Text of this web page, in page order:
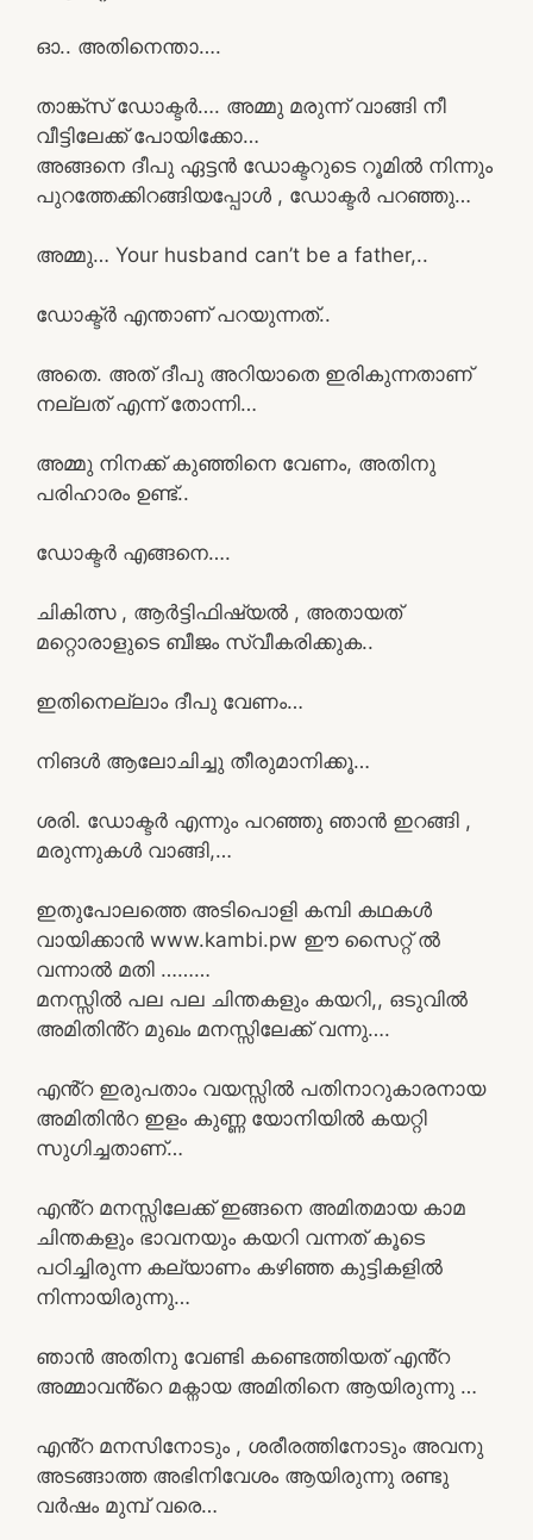
ഓ.. അതിനെന്താ….
താങ്ക്സ് ഡോക്ടർ…. അമ്മു മരുന്ന് വാങ്ങി നീ
വീട്ടിലേക്ക് പോയിക്കോ…
അങ്ങനെ ദീപു ഏട്ടൻ ഡോക്ടറുടെ റൂമിൽ നിന്നും
പുറത്തേക്കിറങ്ങിയപ്പോൾ , ഡോക്ടർ പറഞ്ഞു…
അമ്മു… Your husband can’t be a father,..
ഡോക്ട്ർ എന്താണ് പറയുന്നത്..
അതെ. അത് ദീപു അറിയാതെ ഇരികുന്നതാണ്
നല്ലത് എന്ന് തോന്നി…
അമ്മു നിനക്ക് കുഞ്ഞിനെ വേണം, അതിനു
പരിഹാരം ഉണ്ട്..
ഡോക്ടർ എങ്ങനെ….
ചികിത്സ , ആർട്ടിഫിഷ്യൽ , അതായത്
മറ്റൊരാളുടെ ബീജം സ്വീകരിക്കുക..
ഇതിനെല്ലാം ദീപു വേണം…
നിങൾ ആലോചിച്ചു തീരുമാനിക്കൂ…
ശരി. ഡോക്ടർ എന്നും പറഞ്ഞു ഞാൻ ഇറങ്ങി ,
മരുന്നുകൾ വാങ്ങി,…
ഇതുപോലത്തെ അടിപൊളി കമ്പി കഥകൾ
വായിക്കാൻ www.kambi.pw ഈ സൈറ്റ് ൽ
വന്നാൽ മതി ………
മനസ്സിൽ പല പല ചിന്തകളും കയറി,, ഒടുവിൽ
അമിതിൻ്റ മുഖം മനസ്സിലേക്ക് വന്നു….
എൻ്റ ഇരുപതാം വയസ്സിൽ പതിനാറുകാരനായ
അമിതിൻറ ഇളം കുണ്ണ യോനിയിൽ കയറ്റി
സുഗിച്ചതാണ്…
എൻ്റ മനസ്സിലേക്ക് ഇങ്ങനെ അമിതമായ കാമ
ചിന്തകളും ഭാവനയും കയറി വന്നത് കൂടെ
പഠിച്ചിരുന്ന കല്യാണം കഴിഞ്ഞ കുട്ടികളിൽ
നിന്നായിരുന്നു…
ഞാൻ അതിനു വേണ്ടി കണ്ടെത്തിയത് എൻ്റ
അമ്മാവൻ്റെ മക്നായ അമിതിനെ ആയിരുന്നു …
എൻ്റ മനസിനോടും , ശരീരത്തിനോടും അവനു
അടങ്ങാത്ത അഭിനിവേശം ആയിരുന്നു രണ്ടു
വർഷം മുമ്പ് വരെ…